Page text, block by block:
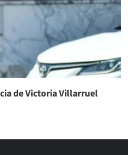
de Victoria Villarruel